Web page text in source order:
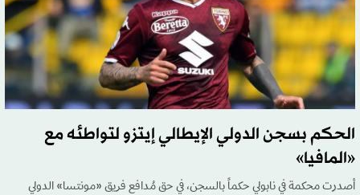
الحكم بسجن الدولي الإيطالي إيتزو لتواطئه مع
«المافيا»
أصدرت محكمة في نابولي حكماً بالسجن، في حق مُدافع فريق «مونتسا» الدولي